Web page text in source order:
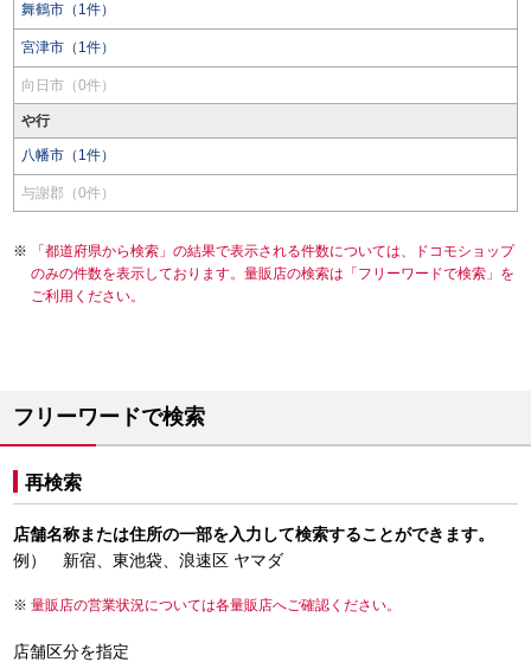
舞鶴市（1件）
宮津市（1件）
向日市（0件）
や行
八幡市（1件）
与謝郡（0件）
「都道府県から検索」の結果で表示される件数については、ドコモショップ
のみの件数を表示しております。量販店の検索は「フリーワードで検索」を
ご利用ください。
フリーワードで検索
再検索
店舗名称または住所の一部を入力して検索することができます。
例） 新宿、東池袋、浪速区 ヤマダ
量販店の営業状況については各量販店へご確認ください。
店舗区分を指定